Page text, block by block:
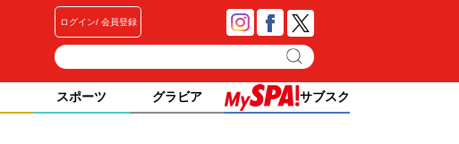
ログイン 会員登録
スポーツ グラビア サブスク